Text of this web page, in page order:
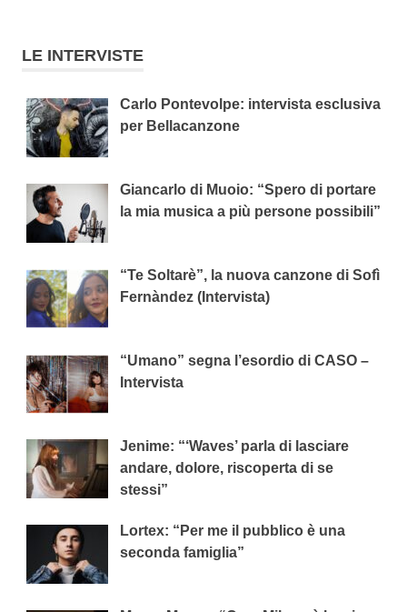
LE INTERVISTE
Carlo Pontevolpe: intervista esclusiva
per Bellacanzone
Giancarlo di Muoio: “Spero di portare
la mia musica a più persone possibili”
“Te Soltarè”, la nuova canzone di Sofì
Fernàndez (Intervista)
“Umano” segna l’esordio di CASO –
Intervista
Jenime: “‘Waves’ parla di lasciare
andare, dolore, riscoperta di se
stessi”
Lortex: “Per me il pubblico è una
seconda famiglia”